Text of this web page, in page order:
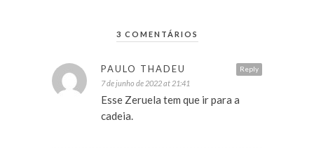
3 COMENTÁRIOS
Reply
PAULO THADEU
7 de junho de 2022 at 21:41
Esse Zeruela tem que ir para a
cadeia.